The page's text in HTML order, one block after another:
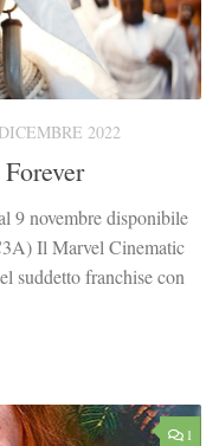
2022
9 novembre disponibile
Il Marvel Cinematic
suddetto franchise con
1